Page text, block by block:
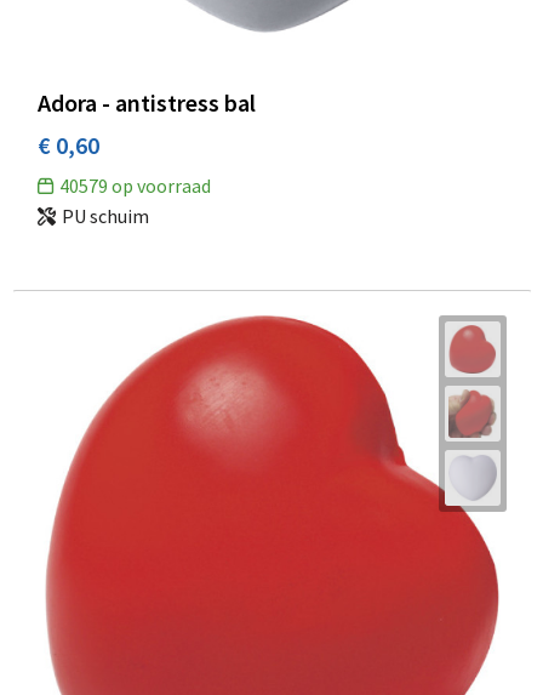
Adora - antistress bal
€ 0,60
40579 op voorraad
PU schuim